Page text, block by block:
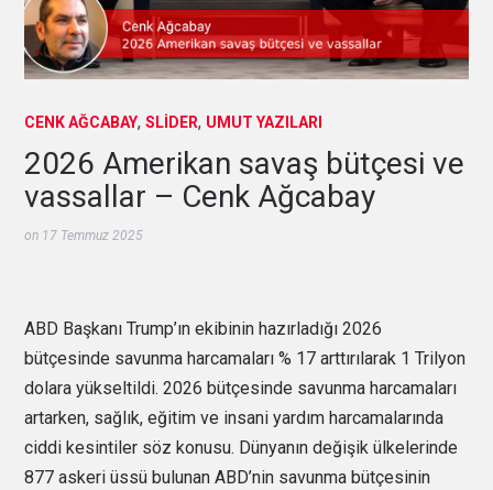
CENK AĞCABAY,SLIDER, UMUT YAZILARI
2026 Amerikan savaş bütçesi ve
vassallar – Cenk Ağcabay
on 17 Temmuz 2025
ABD Başkanı Trump’ın ekibinin hazırladığı 2026
bütçesinde savunma harcamaları % 17 arttırılarak 1 Trilyon
dolara yükseltildi. 2026 bütçesinde savunma harcamaları
artarken, sağlık, eğitim ve insani yardım harcamalarında
ciddi kesintiler söz konusu. Dünyanın değişik ülkelerinde
877 askeri üssü bulunan ABD’nin savunma bütçesinin